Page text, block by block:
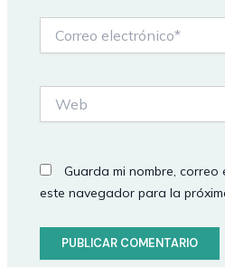
electrónico*
Guarda mi nombre, correo
este navegador para la